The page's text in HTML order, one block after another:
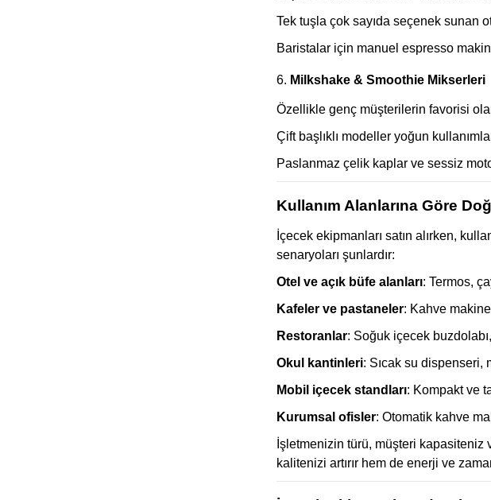
Tek tuşla çok sayıda seçenek sunan
Baristalar için manuel espresso
6. Milkshake & Smoothie Mikserleri
Özellikle genç müşterilerin favorisi
Çift başlıklı modeller yoğun
Paslanmaz çelik kaplar ve sessiz
Kullanım Alanlarına Göre
İçecek ekipmanları satın alırken,
senaryoları şunlardır:
Otel ve açık büfe alanları: Termos,
Kafeler ve pastaneler: Kahve
Restoranlar: Soğuk içecek
Okul kantinleri: Sıcak su dispenseri,
Mobil içecek standları: Kompakt ve
Kurumsal ofisler: Otomatik kahve
İşletmenizin türü, müşteri
kalitenizi artırır hem de enerji ve